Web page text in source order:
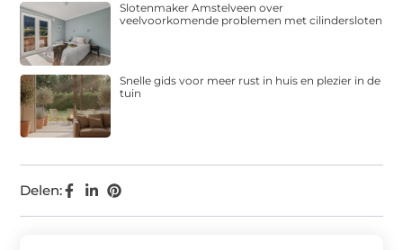
Delen:
Slotenmaker Amstelveen over
veelvoorkomende problemen met cilindersloten
Snelle gids voor meer rust in huis en plezier in de
tuin